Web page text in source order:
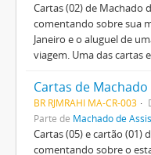
Cartas (02) de Machado
comentando sobre sua
Janeiro e o aluguel de
viagem. Uma das cartas
Cartas de
BR RJMRAHI MA-CR-003
Parte de Machado de Assis
Cartas (05) e cartão (01)
comentando sobre o